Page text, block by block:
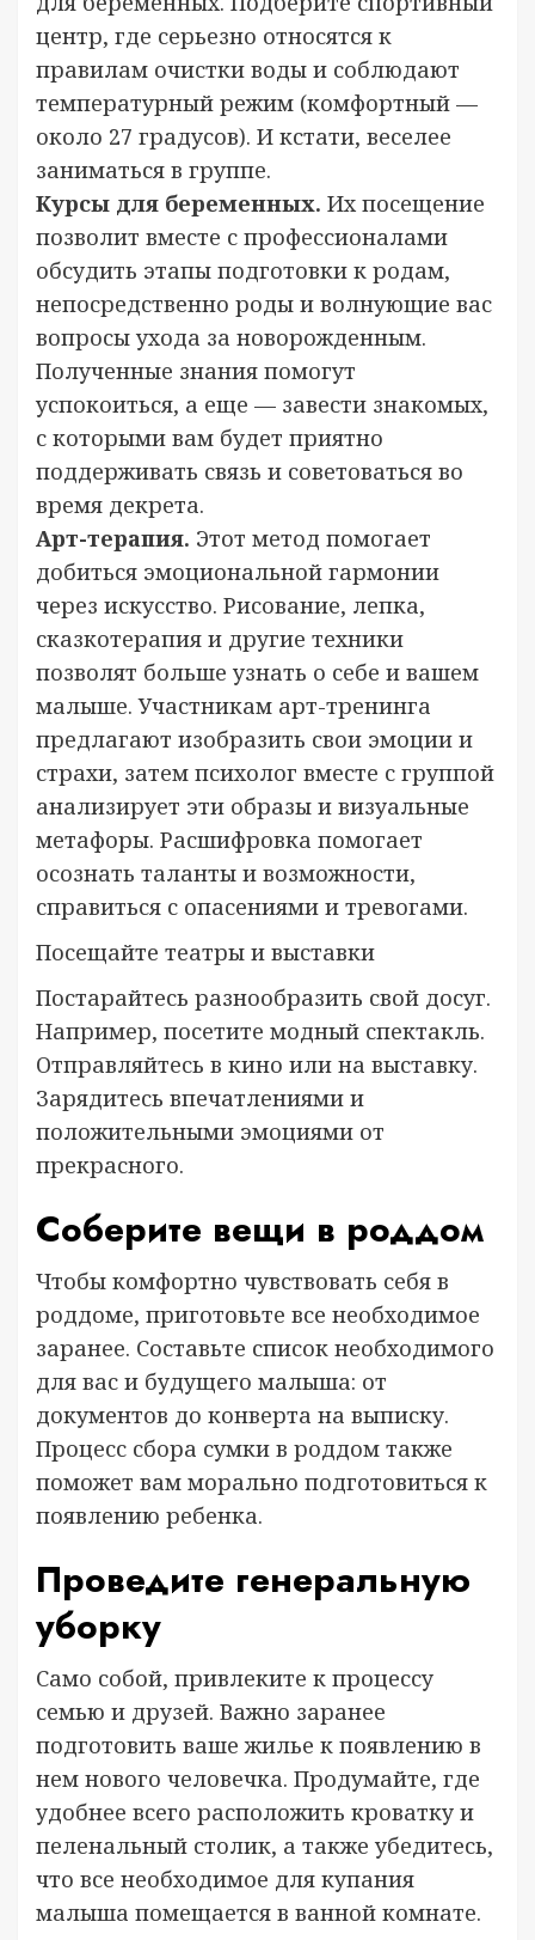
центр, где серьезно относятся к
правилам очистки воды и соблюдают
температурный режим (комфортный —
около 27 градусов). И кстати, веселее
заниматься в группе.
Курсы для беременных. Их посещение
позволит вместе с профессионалами
обсудить этапы подготовки к родам,
непосредственно роды и волнующие вас
вопросы ухода за новорожденным.
Полученные знания помогут
успокоиться, а еще — завести знакомых,
с которыми вам будет приятно
поддерживать связь и советоваться во
время декрета.
Арт-терапия. Этот метод помогает
добиться эмоциональной гармонии
через искусство. Рисование, лепка,
сказкотерапия и другие техники
позволят больше узнать о себе и вашем
малыше. Участникам арт-тренинга
предлагают изобразить свои эмоции и
страхи, затем психолог вместе с группой
анализирует эти образы и визуальные
метафоры. Расшифровка помогает
осознать таланты и возможности,
справиться с опасениями и тревогами.
Посещайте театры и выставки
Постарайтесь разнообразить свой досуг.
Например, посетите модный спектакль.
Отправляйтесь в кино или на выставку.
Зарядитесь впечатлениями и
положительными эмоциями от
прекрасного.
Соберите вещи в роддом
Чтобы комфортно чувствовать себя в
роддоме, приготовьте все необходимое
заранее. Составьте список необходимого
для вас и будущего малыша: от
документов до конверта на выписку.
Процесс сбора сумки в роддом также
поможет вам морально подготовиться к
появлению ребенка.
Проведите генеральную
уборку
Само собой, привлеките к процессу
семью и друзей. Важно заранее
подготовить ваше жилье к появлению в
нем нового человечка. Продумайте, где
удобнее всего расположить кроватку и
пеленальный столик, а также убедитесь,
что все необходимое для купания
малыша помещается в ванной комнате.